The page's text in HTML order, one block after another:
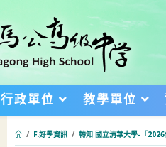
行政單位 教學單位
/ F.好學資訊 / 轉知 國立清華大學-「